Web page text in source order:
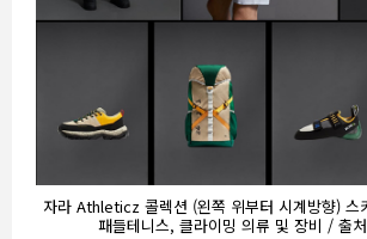
자라 Athleticz 콜렉션 (왼쪽 위부터 시계방향) 스
패들테니스, 클라이밍 의류 및 장비 / 출